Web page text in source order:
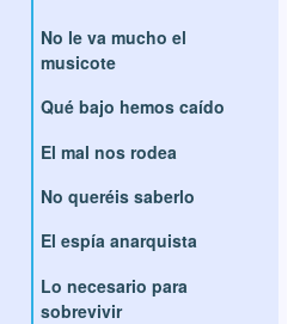
No le va mucho el
musicote
Qué bajo hemos caído
El mal nos rodea
No queréis saberlo
El espía anarquista
Lo necesario para
sobrevivir